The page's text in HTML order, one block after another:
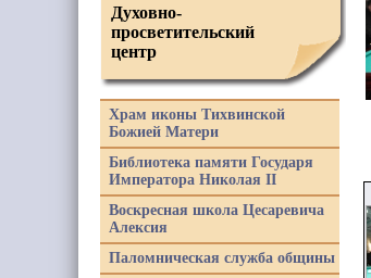
Духовно-
просветительский
центр
Храм иконы Тихвинской
Божией Матери
Библиотека памяти Государя
Императора Николая II
Воскресная школа Цесаревича
Алексия
Паломническая служба общины